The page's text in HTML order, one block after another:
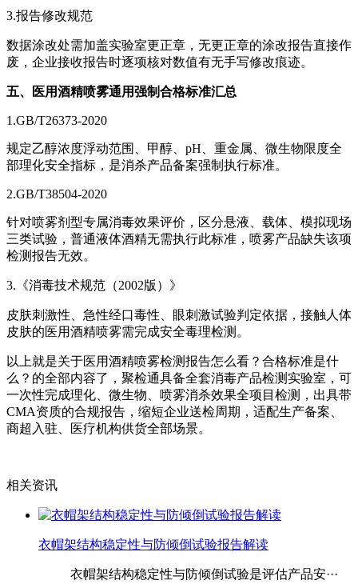
3.报告修改规范
数据涂改处需加盖实验室更正章，无更正章的涂改报告直接作
废，企业接收报告时逐项核对数值有无手写修改痕迹。
五、医用酒精喷雾通用强制合格标准汇总
1.GB/T26373-2020
规定乙醇浓度浮动范围、甲醇、pH、重金属、微生物限度全
部理化安全指标，是消杀产品备案强制执行标准。
2.GB/T38504-2020
针对喷雾剂型专属消毒效果评价，区分悬液、载体、模拟现场
三类试验，普通液体酒精无需执行此标准，喷雾产品缺失该项
检测报告无效。
3.《消毒技术规范（2002版）》
皮肤刺激性、急性经口毒性、眼刺激试验判定依据，接触人体
皮肤的医用酒精喷雾需完成安全毒理检测。
以上就是关于医用酒精喷雾检测报告怎么看？合格标准是什
么？的全部内容了，聚检通具备全套消毒产品检测实验室，可
一次性完成理化、微生物、喷雾消杀效果全项目检测，出具带
CMA资质的合规报告，缩短企业送检周期，适配生产备案、
商超入驻、医疗机构供货全部场景。
相关资讯
衣帽架结构稳定性与防倾倒试验报告解读
衣帽架结构稳定性与防倾倒试验是评估产品安···